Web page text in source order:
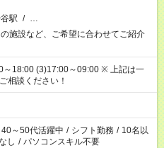
駅 / …
設など、ご希望に合わせてご紹介
(3)17:00～09:00 ※ 上記は一
相談ください！
40～50代活躍中 / シフト勤務 / 10名以
し / パソコンスキル不要